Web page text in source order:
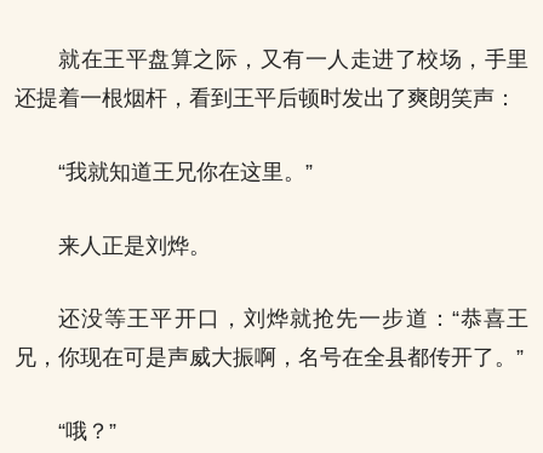
就在王平盘算之际，又有一人走进了校场，手里
还提着一根烟杆，看到王平后顿时发出了爽朗笑声：
“我就知道王兄你在这里。”
来人正是刘烨。
还没等王平开口，刘烨就抢先一步道：“恭喜王
兄，你现在可是声威大振啊，名号在全县都传开了。”
“哦？”